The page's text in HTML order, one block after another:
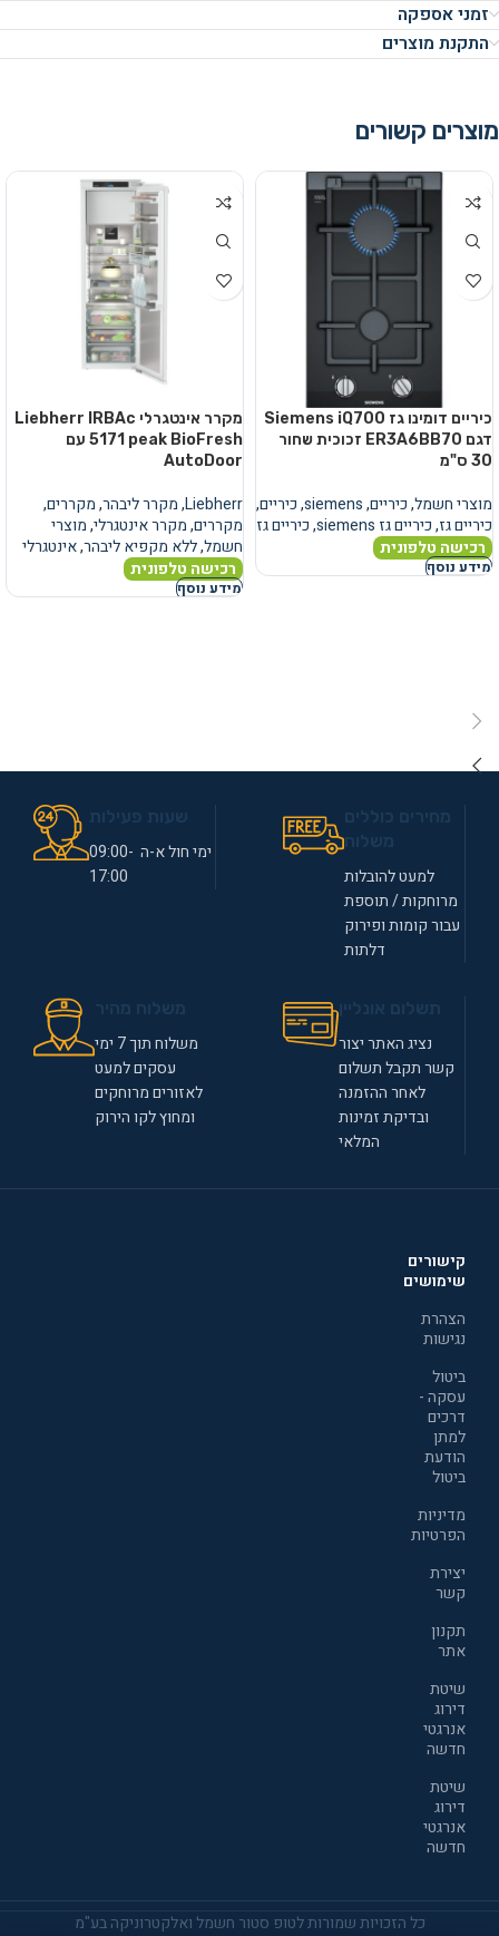
זמני אספקה
התקנת מוצרים
מוצרים קשורים
כיריים דומינו גז Siemens iQ700
דגם ER3A6BB70 זכוכית שחור
30 ס"מ
מוצרי חשמל,כיריים,
siemens
,כיריים,
כיריים גז,כיריים גז siemens ,כיריים גז
רכישה טלפונית
מידע נוסף
מקרר אינטגרלי Liebherr IRBAc
5171 peak BioFresh עם
AutoDoor
Liebherr
,מקרר ליבהר,מקררים,
מקררים,מקרר אינטגרלי,מוצרי
חשמל,ללא מקפיא ליבהר,אינטגרלי
רכישה טלפונית
מידע נוסף
למעט להובלות
מרוחקות / תוספת
עבור קומות ופירוק
דלתות
ימי חול א-ה 09:00-
17:00
נציג האתר יצור
קשר תקבל תשלום
לאחר ההזמנה
ובדיקת זמינות
המלאי
משלוח תוך 7 ימי
עסקים למעט
לאזורים מרוחקים
ומחוץ לקו הירוק
קישורים
שימושים
הצהרת
נגישות
ביטול
עסקה -
דרכים
למתן
הודעת
ביטול
מדיניות
הפרטיות
יצירת
קשר
תקנון
אתר
שיטת
דירוג
אנרגטי
חדשה
שיטת
דירוג
אנרגטי
חדשה
כל הזכויות שמורות לטופ סטור חשמל ואלקטרוניקה בע"מ